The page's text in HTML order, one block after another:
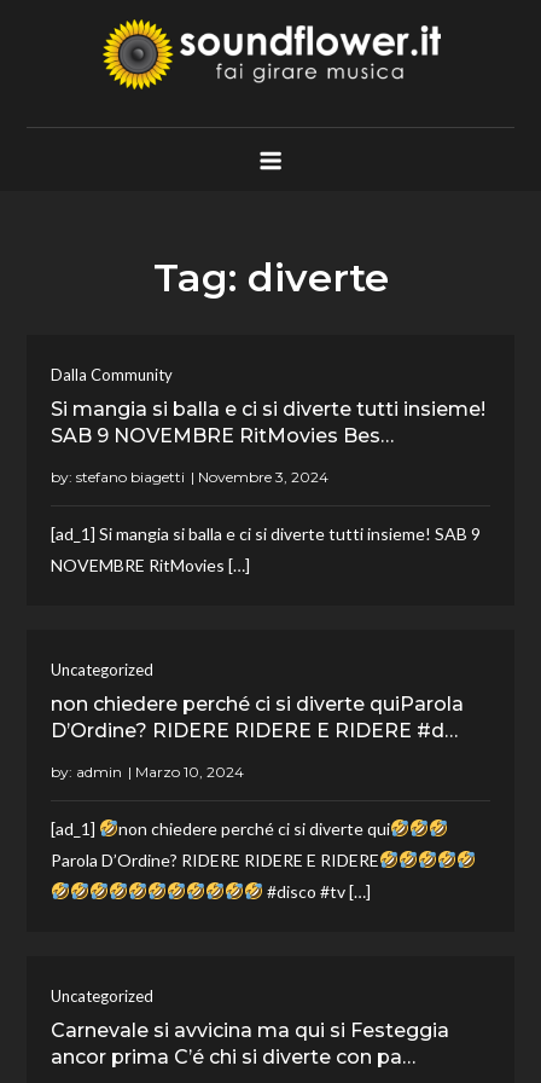
Soundflower.it
Fai Girare Musica
Tag: diverte
Dalla Community
Si mangia si balla e ci si diverte tutti insieme!
SAB 9 NOVEMBRE RitMovies Bes…
by:stefano biagetti
[ad_1] Si mangia si balla e ci si diverte tutti insieme! SAB 9
NOVEMBRE RitMovies […]
Uncategorized
non chiedere perché ci si diverte quiParola
D’Ordine? RIDERE RIDERE E RIDERE #d…
by: admin
[ad_1]
non chiedere perché ci si diverte qui
Parola D’Ordine? RIDERE RIDERE E RIDERE
#disco #tv […]
Uncategorized
Carnevale si avvicina ma qui si Festeggia
ancor prima C’é chi si diverte con pa…